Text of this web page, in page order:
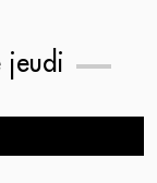
jeudi